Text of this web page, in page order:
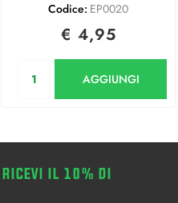
Codice: EP0020
€ 4,95
AGGIUNGI
RICEVI IL 10% DI